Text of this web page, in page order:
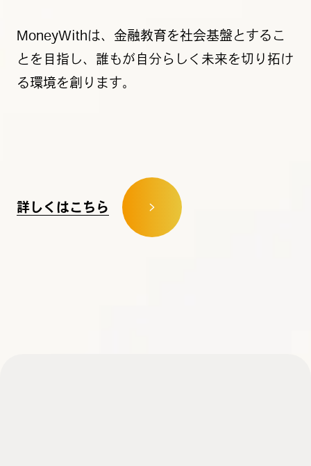
MoneyWithは、金融教育を社会基盤とするこ
とを目指し、 誰もが自分らしく未来を切り拓け
る環境を創ります。
詳しくはこちら